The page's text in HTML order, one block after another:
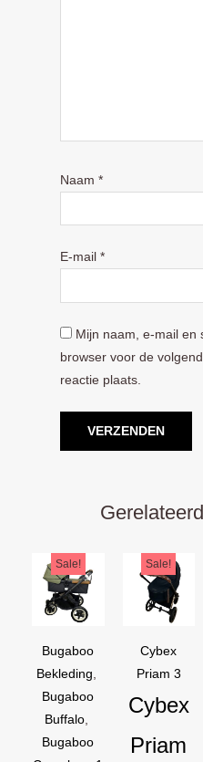
Naam *
E-mail *
Mijn naam, e-mail en
browser voor de
reactie plaats.
Sale!
Bugaboo
Bekleding
Bugaboo
Buffalo,
Bugaboo
Oorspronkelijke
prijs
prijs
Sale!
Cybex
Priam 3
Cybex
Priam
prijs
prijs